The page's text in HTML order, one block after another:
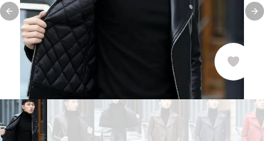
Previous slide